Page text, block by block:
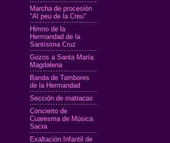
Marcha de procesión
"Al peu de la Creu"
Himno de la
Hermandad de la
Santísima Cruz
Gozos a Santa María
Magdalena
Banda de Tambores
de la Hermandad
Sección de matracas
Concierto de
Cuaresma de Música
Sacra
Exaltación Infantil de